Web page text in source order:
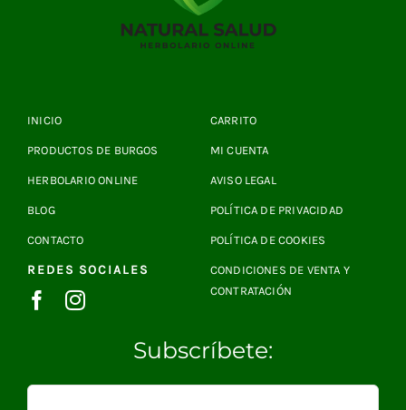
INICIO
PRODUCTOS DE BURGOS
HERBOLARIO ONLINE
BLOG
CONTACTO
REDES SOCIALES
CARRITO
MI CUENTA
AVISO LEGAL
POLÍTICA DE PRIVACIDAD
POLÍTICA DE COOKIES
CONDICIONES DE VENTA Y
CONTRATACIÓN
Subscríbete: